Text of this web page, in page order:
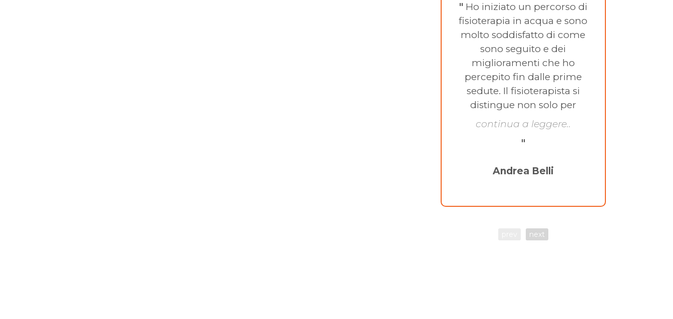
"Ho iniziato un percorso di
fisioterapia in acqua e sono
molto soddisfatto di come
sono seguito e dei
miglioramenti che ho
percepito fin dalle prime
sedute. Il fisioterapista si
distingue non solo per
continua a leggere..
"
Andrea Belli
next